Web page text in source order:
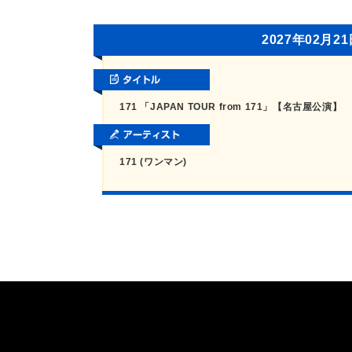
2027年02月21
171 「JAPAN TOUR from 171」【名古屋公演】
171 (ワンマン)